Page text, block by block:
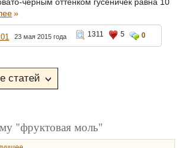
черным оттенком гусеничек равна 10
»
23 мая 2015 года 1311 5 0
"фруктовая моль"